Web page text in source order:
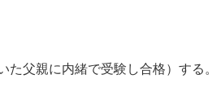
父親に内緒で受験し合格）する。